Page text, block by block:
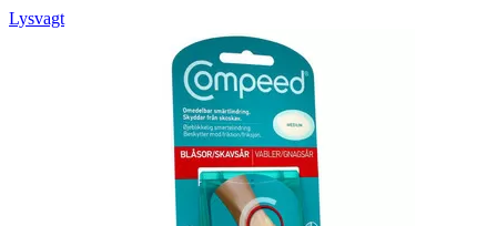
Lysvagt